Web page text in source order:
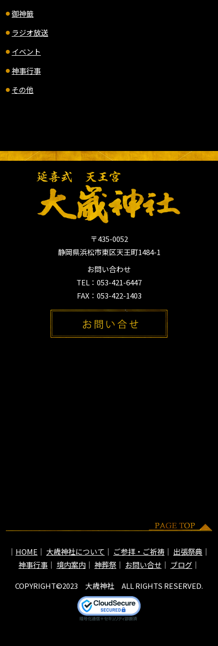
御神籤
ラジオ放送
イベント
神事行事
その他
〒435-0052
静岡県浜松市東区天王町1484-1
お問い合わせ
TEL：053-421-6447
FAX：053-422-1403
HOME 大歳神社について ご参拝・ご祈祷
出張祭典
神事行事
境内案内 神葬祭 お問い合せ ブログ
COPYRIGHT©2023 大歳神社 ALL RIGHTS RESERVED.